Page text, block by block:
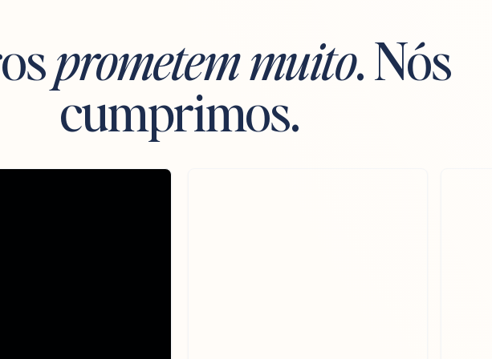
prometem muito. Nós
cumprimos.